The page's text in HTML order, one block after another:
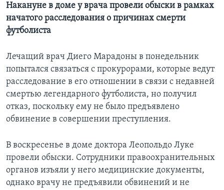
Накануне в доме у врача провели обыски в рамках
начатого расследования о причинах смерти
футболиста
Лечащий врач Диего Марадоны в понедельник
попытался связаться с прокурорами, которые ведут
расследование в его отношении в связи с недавней
смертью легендарного футболиста, но получил
отказ, поскольку ему не было предъявлено
обвинение в совершении преступления.
В воскресенье в доме доктора Леопольдо Луке
провели обыски. Сотрудники правоохранительных
органов изъяли у него медицинские документы,
однако врачу не предъявили обвинений и не